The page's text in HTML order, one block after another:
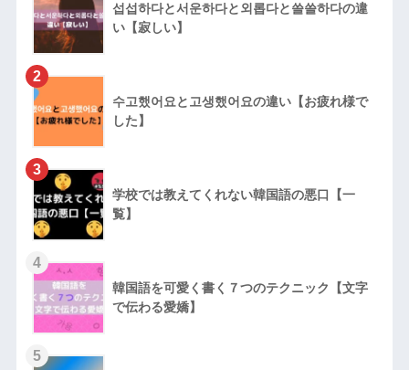
섭섭하다と서운하다と외롭다と쓸쓸하다の違
い【寂しい】
2
수고했어요と고생했어요の違い【お疲れ様で
した】
3
学校では教えてくれない韓国語の悪口【一
覧】
4
韓国語を可愛く書く７つのテクニック【文字
で伝わる愛嬌】
5